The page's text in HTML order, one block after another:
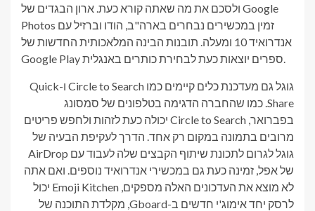
ולסכם את מה שאתה קורא כעת. ארון הבגדים של Google
Photos זמין במכשירים נבחרים בארה"ב, הודו וברזיל עם
אנדרואיד 10 ומעלה. תובנות הבינה המלאכותית החדשות של
Google Play ספרים יוצאות כעת לבחירת כותרים באנגלית.
גוגל גם מעדכנת כלים קיימים כמו Circle to Search ו-Quick
Share. כמו שהחברה הדגימה בטלפונים של סמסונג
בפברואר, Circle to Search יכולה כעת לזהות ולחפש פריטים
מרובים בתמונה במקום רק אחד. הדרך לעקיפת הבעיה של
גוגל לגרום לתכונת שיתוף הקבצים שלה לעבוד עם AirDrop
של אפל, זמינה כעת גם במכשירי אנדרואיד נוספים. ואם אתה
לא מוצא את העדכונים האלה מספקים, Emoji Kitchen יכול
לרסק יחד אימוג'י חדשים ב-Gboard, מקלדת התוכנה של